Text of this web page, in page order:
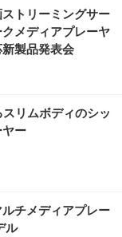
テレワーク 在宅
メーカー)
トリーミングサー
メディアプレーヤ
製品発表会
リムボディのシッ
ー
チメディアプレー
ル